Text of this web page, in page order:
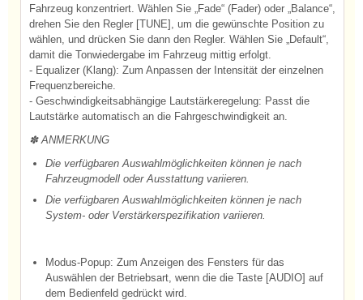
Fahrzeug konzentriert. Wählen Sie „Fade“ (Fader) oder „Balance“,
drehen Sie den Regler [TUNE], um die gewünschte Position zu
wählen, und drücken Sie dann den Regler. Wählen Sie „Default“,
damit die Tonwiedergabe im Fahrzeug mittig erfolgt.
- Equalizer (Klang): Zum Anpassen der Intensität der einzelnen
Frequenzbereiche.
- Geschwindigkeitsabhängige Lautstärkeregelung: Passt die
Lautstärke automatisch an die Fahrgeschwindigkeit an.
✽ ANMERKUNG
Die verfügbaren Auswahlmöglichkeiten können je nach
Fahrzeugmodell oder Ausstattung variieren.
Die verfügbaren Auswahlmöglichkeiten können je nach
System- oder Verstärkerspezifikation variieren.
Modus-Popup: Zum Anzeigen des Fensters für das
Auswählen der Betriebsart, wenn die die Taste [AUDIO] auf
dem Bedienfeld gedrückt wird.